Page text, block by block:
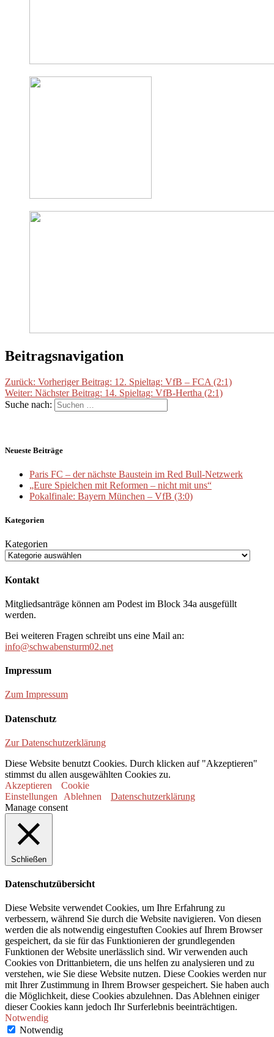
Beitragsnavigation
Zurück: Vorheriger Beitrag: 12. Spieltag: VfB – FCA (2:1)
Weiter: Nächster Beitrag: 14. Spieltag: VfB-Hertha (2:1)
Suche nach:
Neueste Beiträge
Paris FC – der nächste Baustein im Red Bull-Netzwerk
„Eure Spielchen mit Reformen – nicht mit uns“
Pokalfinale: Bayern München – VfB (3:0)
Kategorien
Kategorien
Kontakt
Mitgliedsanträge können am Podest im Block 34a ausgefüllt
werden.
Bei weiteren Fragen schreibt uns eine Mail an:
info@schwabensturm02.net
Impressum
Zum Impressum
Datenschutz
Zur Datenschutzerklärung
Diese Website benutzt Cookies. Durch klicken auf "Akzeptieren"
stimmst du allen ausgewählten Cookies zu.
Akzeptieren
Cookie
Einstellungen
Ablehnen
Datenschutzerklärung
Manage consent
Schließen
Datenschutzübersicht
Diese Website verwendet Cookies, um Ihre Erfahrung zu
verbessern, während Sie durch die Website navigieren. Von diesen
werden die als notwendig eingestuften Cookies auf Ihrem Browser
gespeichert, da sie für das Funktionieren der grundlegenden
Funktionen der Website unerlässlich sind. Wir verwenden auch
Cookies von Drittanbietern, die uns helfen zu analysieren und zu
verstehen, wie Sie diese Website nutzen. Diese Cookies werden nur
mit Ihrer Zustimmung in Ihrem Browser gespeichert. Sie haben auch
die Möglichkeit, diese Cookies abzulehnen. Das Ablehnen einiger
dieser Cookies kann jedoch Ihr Surferlebnis beeinträchtigen.
Notwendig
Notwendig